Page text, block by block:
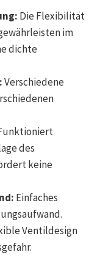
Die Flexibilität
im
dichte
Verschiedene
des
keine
Einfaches
Ventildesign